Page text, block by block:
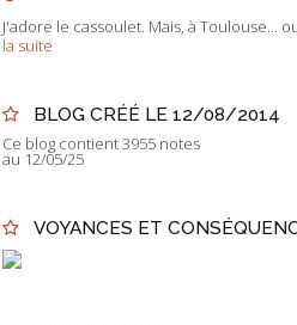
J'adore le cassoulet. Mais, à Toulouse...
la suite
BLOG CRÉÉ LE 12/08/2014
Ce blog contient 3955 notes
au 12/05/25
VOYANCES ET